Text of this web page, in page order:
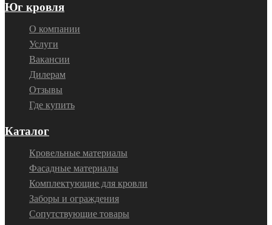
Юг кровля
О компании
Услуги
Вакансии
Дилерам
Отзывы
Где купить
Каталог
Кровельные материалы
Фасадные материалы
Комплектующие для кровли
Заборы и ограждения
Сопутствующие товары